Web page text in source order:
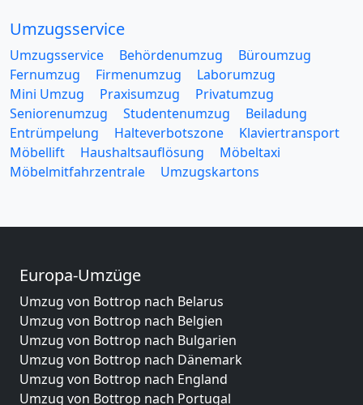
Umzugsservice
Umzugsservice Behördenumzug
Büroumzug
Fernumzug
Firmenumzug
Laborumzug
Mini Umzug
Praxisumzug
Privatumzug
Seniorenumzug
Studentenumzug
Beiladung
Entrümpelung
Halteverbotszone
Klaviertransport
Möbellift
Haushaltsauflösung
Möbeltaxi
Möbelmitfahrzentrale
Umzugskartons
Europa-Umzüge
Umzug von Bottrop nach Belarus
Umzug von Bottrop nach Belgien
Umzug von Bottrop nach Bulgarien
Umzug von Bottrop nach Dänemark
Umzug von Bottrop nach England
Umzug von Bottrop nach Portugal